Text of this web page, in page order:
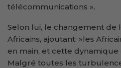
télécommunications ».
Selon lui, le changement de
Africains, ajoutant: »les
en main, et cette dynamique
Malgré toutes les